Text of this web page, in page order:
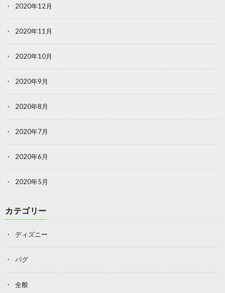
2020年12月
2020年11月
2020年10月
2020年9月
2020年8月
2020年7月
2020年6月
2020年5月
カテゴリー
ディズニー
バグ
全般